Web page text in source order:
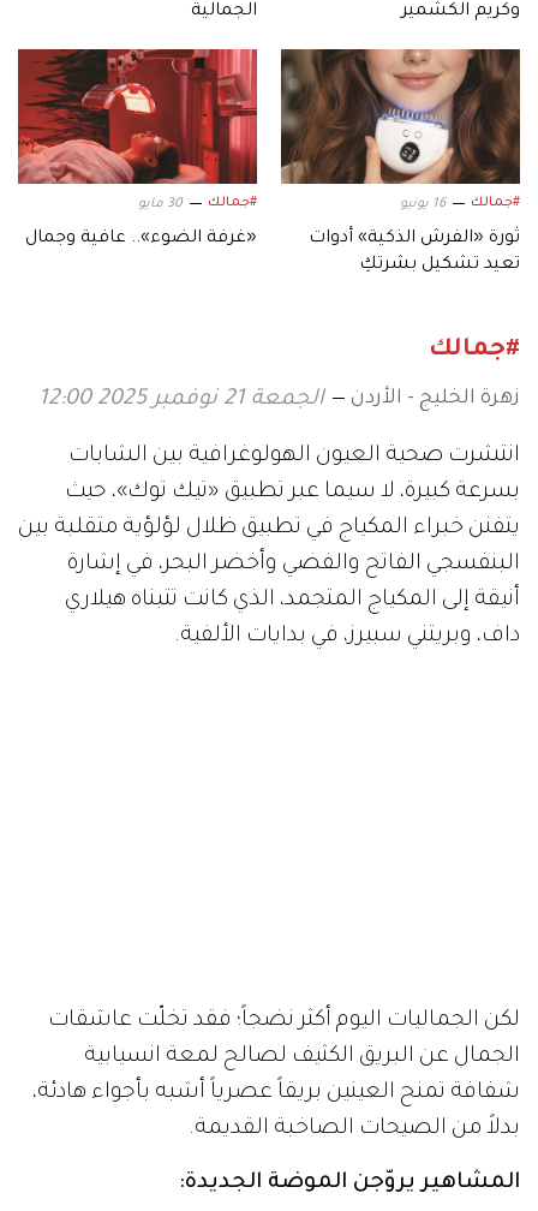
وكريم الكشمير
الجمالية
#جمالك 16 يونيو
ثورة «الفرش الذكية» أدوات
تعيد تشكيل بشرتكِ
#جمالك 30 مايو
«غرفة الضوء».. عافية وجمال
#جمالك
زهرة الخليج - الأردن الجمعة 21 نوفمبر 2025 12:00
انتشرت صحية العيون الهولوغرافية بين الشابات
بسرعة كبيرة، لا سيما عبر تطبيق «تيك توك»، حيث
يتفنن خبراء المكياج في تطبيق ظلال لؤلؤية متقلبة بين
البنفسجي الفاتح والفضي وأخضر البحر، في إشارة
أنيقة إلى المكياج المتجمد، الذي كانت تتبناه هيلاري
داف، وبريتني سبيرز، في بدايات الألفية.
لكن الجماليات اليوم أكثر نضجاً؛ فقد تخلّت عاشقات
الجمال عن البريق الكثيف لصالح لمعة انسيابية
شفافة تمنح العينين بريقاً عصرياً أشبه بأجواء هادئة،
بدلاً من الصيحات الصاخبة القديمة.
المشاهير يروّجن الموضة الجديدة: